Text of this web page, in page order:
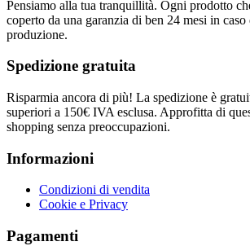
Pensiamo alla tua tranquillità. Ogni prodotto
coperto da una garanzia di ben 24 mesi in
produzione.
Spedizione gratuita
Risparmia ancora di più! La spedizione è
superiori a 150€ IVA esclusa. Approfitta di
shopping senza preoccupazioni.
Informazioni
Condizioni di vendita
Cookie e Privacy
Pagamenti